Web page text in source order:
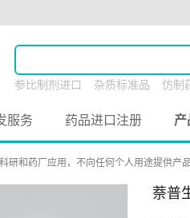
参比制剂进口 杂质标准品
仿制
服务 药品进口注册 产
科研和药厂应用，不向任何个人用途提供产
萘普